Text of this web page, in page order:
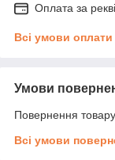
Оплата за
Всі умови оплати
Умови
Повернення
Всі умови